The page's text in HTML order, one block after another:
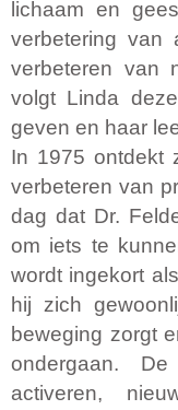
lichaam en
verbetering van
verbeteren van
volgt Linda
geven en haar
In 1975 ontdekt
verbeteren van
dag dat Dr.
om iets te
wordt ingekort
hij zich
beweging zorgt
ondergaan.
activeren,